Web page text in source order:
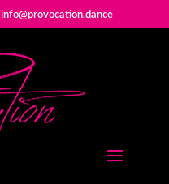
info@provocation.dance